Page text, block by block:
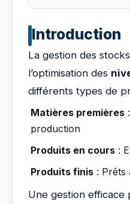
Introduction
La gestion des
l’optimisation des
différents types de
Matières premières
production
Produits en cours :
Produits finis : Prêts
Une gestion efficace